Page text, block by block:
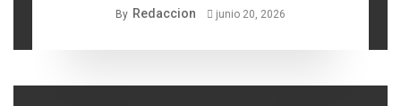
By Redaccion junio 20, 2026